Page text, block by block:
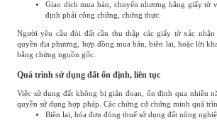
Giao dịch mua bán, chuyển nhượng bằng giấy tờ
định phải công chứng, chứng thực.
Người yêu cầu đòi đất cần thu thập các giấy tờ xác
quyền địa phương, hợp đồng mua bán, biên lai, hoặc lời
bằng chứng nguồn gốc.
Quá trình sử dụng đất ổn định, liên tục
Việc sử dụng đất không bị gián đoạn, ổn định qua nhiều
quyền sử dụng hợp pháp. Các chứng cứ chứng minh quá
Biên lai, hóa đơn đóng thuế sử dụng đất nông